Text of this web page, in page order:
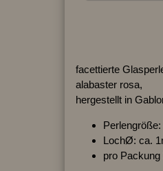
facettierte
alabaster rosa,
hergestellt in
LochØ: ca.
pro Packung